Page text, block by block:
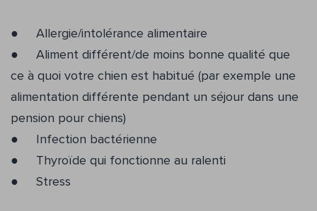
● Allergie/intolérance alimentaire
● Aliment différent/de moins bonne qualité que
ce à quoi votre chien est habitué (par exemple une
alimentation différente pendant un séjour dans une
pension pour chiens)
● Infection bactérienne
● Thyroïde qui fonctionne au ralenti
● Stress